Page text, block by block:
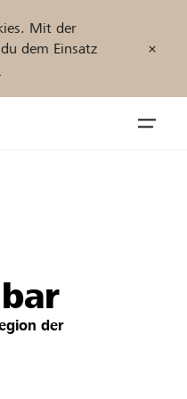
Mit der
dem Einsatz
der